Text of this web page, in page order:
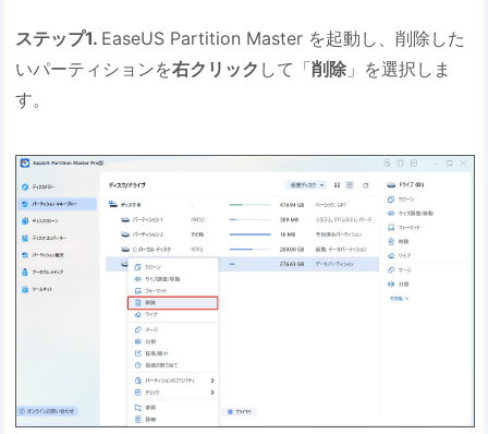
ステップ1. EaseUS Partition Master を起動し、削除した
いパーティションを右クリック して「削除 」を選択しま
す。